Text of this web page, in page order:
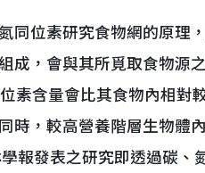
位素研究食物網的原理，
成，會與其所覓取食物源
素含量會比其食物內相對
時，較高營養階層生物體
報發表之研究即透過碳、